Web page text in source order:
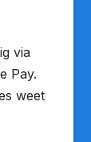
via
Pay.
weet